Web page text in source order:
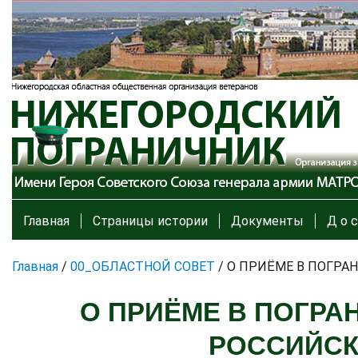
Главная Страницы истории Документы Д о с
Главная / 00_ОБЛАСТНОЙ СОВЕТ / О ПРИЁМЕ В
О ПРИЁМЕ В